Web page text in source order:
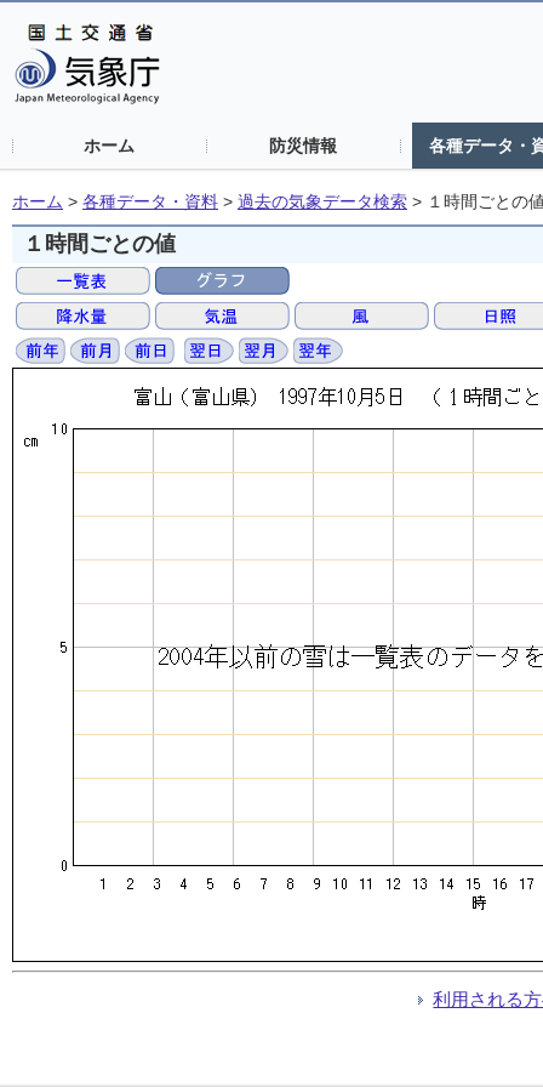
ホーム 防災情報 各種データ・
ホーム > 各種データ・資料 > 過去の気象データ検索 > １時間ごとの
１時間ごとの値
利用される